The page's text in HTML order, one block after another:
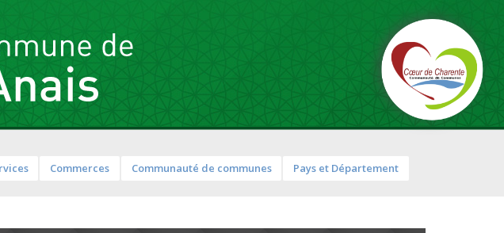
Commerces Communauté de communes Pays et Département